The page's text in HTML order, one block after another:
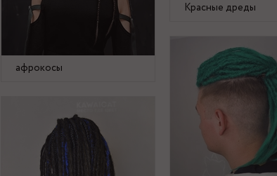
Красные дреды
афрокосы